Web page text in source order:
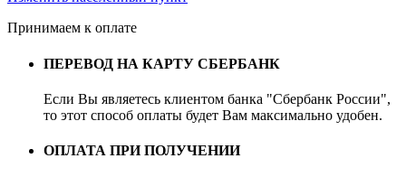
Принимаем к оплате
ПЕРЕВОД НА КАРТУ СБЕРБАНК
Если Вы являетесь клиентом банка "Сбербанк России",
то этот способ оплаты будет Вам максимально удобен.
ОПЛАТА ПРИ ПОЛУЧЕНИИ